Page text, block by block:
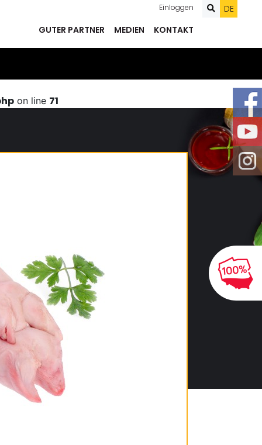
Einloggen
DE
GUTER PARTNER MEDIEN KONTAKT
on line 71